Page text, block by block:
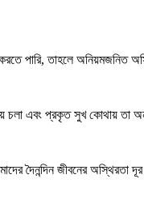
করতে পারি, তাহলে অনিয়মজনিত
চলা এবং প্রকৃত সুখ কোথায় তা
দৈনন্দিন জীবনের অস্থিরতা